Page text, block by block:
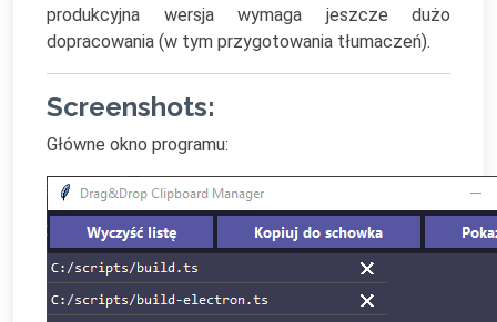
produkcyjna wersja wymaga jeszcze dużo
dopracowania (w tym przygotowania tłumaczeń).
Screenshots:
Główne okno programu: